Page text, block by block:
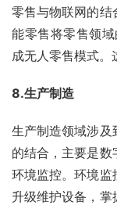
零售与物联网的结
能零售将零售领
成无人零售模式。
8.生产制造
生产制造领域涉及
的结合，主要是
环境监控。环境监
升级维护设备，掌